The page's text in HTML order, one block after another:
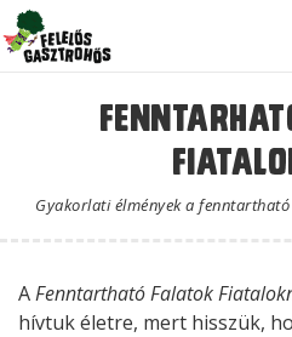
Gyakorlati élmények a
AFenntartható Falatok
hívtuk életre, mert hisszük,